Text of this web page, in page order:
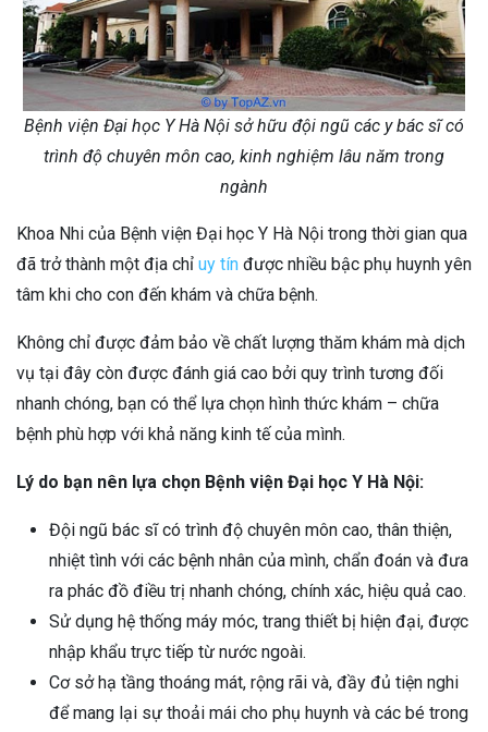
Bệnh viện Đại học Y Hà Nội sở hữu đội ngũ các y bác sĩ có
trình độ chuyên môn cao, kinh nghiệm lâu năm trong
ngành
Khoa Nhi của Bệnh viện Đại học Y Hà Nội trong thời gian qua
đã trở thành một địa chỉ uy tín được nhiều bậc phụ huynh yên
tâm khi cho con đến khám và chữa bệnh.
Không chỉ được đảm bảo về chất lượng thăm khám mà dịch
vụ tại đây còn được đánh giá cao bởi quy trình tương đối
nhanh chóng, bạn có thể lựa chọn hình thức khám – chữa
bệnh phù hợp với khả năng kinh tế của mình.
Lý do bạn nên lựa chọn Bệnh viện Đại học Y Hà Nội:
Đội ngũ bác sĩ có trình độ chuyên môn cao, thân thiện,
nhiệt tình với các bệnh nhân của mình, chẩn đoán và đưa
ra phác đồ điều trị nhanh chóng, chính xác, hiệu quả cao.
Sử dụng hệ thống máy móc, trang thiết bị hiện đại, được
nhập khẩu trực tiếp từ nước ngoài.
Cơ sở hạ tầng thoáng mát, rộng rãi và, đầy đủ tiện nghi
để mang lại sự thoải mái cho phụ huynh và các bé trong